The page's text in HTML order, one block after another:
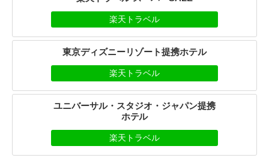
楽天トラベル
東京ディズニーリゾート提携ホテル
楽天トラベル
ユニバーサル・スタジオ・ジャパン提携
ホテル
楽天トラベル